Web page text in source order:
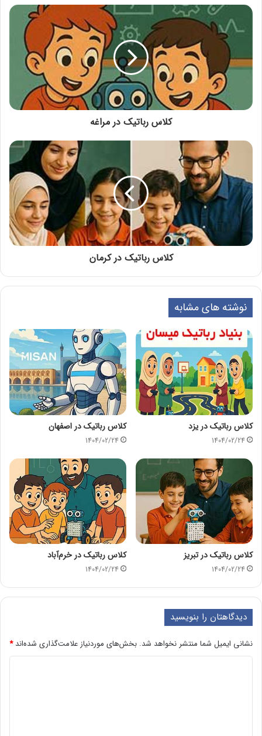
کلاس رباتیک در مراغه
کلاس رباتیک در کرمان
نوشته های مشابه
کلاس رباتیک در یزد
1404/02/24
کلاس رباتیک در اصفهان
1404/02/24
کلاس رباتیک در تبریز
1404/02/24
کلاس رباتیک در خرم‌آباد
1404/02/24
دیدگاهتان را بنویسید
نشانی ایمیل شما منتشر نخواهد شد. بخش‌های موردنیاز علامت‌گذاری شده‌اند*